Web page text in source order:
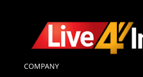
COMPANY